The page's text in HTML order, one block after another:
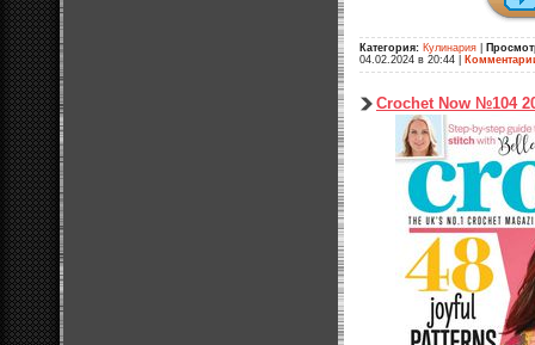
Категория: Кулинария
04.02.2024 в 20:44
Crochet Now №104